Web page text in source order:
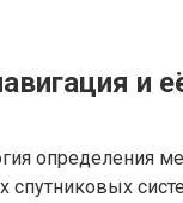
и
определения